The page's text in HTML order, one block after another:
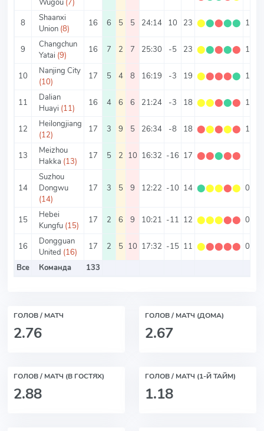
8
Shaanxi
Union (8)
16 6 5 5 24:14 10 23 ⬤⬤⬤⬤⬤ 1.44
9
Changchun
Yatai (9)
16 7 2 7 25:30 -5 23 ⬤⬤⬤⬤⬤ 1.44
10
Nanjing City
(10)
17 5 4 8 16:19 -3 19 ⬤⬤⬤⬤⬤ 1.12
11
Dalian
Huayi (11)
16 4 6 6 21:24 -3 18 ⬤⬤⬤⬤⬤ 1.13
12
Heilongjiang
(12)
17 3 9 5 26:34 -8 18 ⬤⬤⬤⬤⬤ 1.06
13
Meizhou
Hakka (13)
17 5 2 10 16:32 -16 17 ⬤⬤⬤⬤⬤
14
Suzhou
Dongwu
(14)
17 3 5 9 12:22 -10 14 ⬤⬤⬤⬤⬤ 0.82
15
Hebei
Kungfu (15)
17 2 6 9 10:21 -11 12 ⬤⬤⬤⬤⬤ 0.71
16
Dongguan
United (16)
17 2 5 10 17:32 -15 11 ⬤⬤⬤⬤⬤ 0.65
Все
Команда 133
ГОЛОВ / МАТЧ
2.76
ГОЛОВ / МАТЧ (ДОМА)
2.67
ГОЛОВ / МАТЧ (В ГОСТЯХ)
2.88
ГОЛОВ / МАТЧ (1-Й ТАЙМ)
1.18